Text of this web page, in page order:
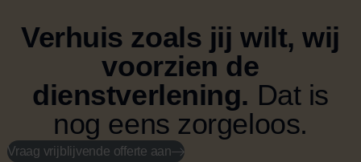
Verhuis zoals jij wilt, wij
voorzien de
dienstverlening. Dat is
nog eens zorgeloos.
Vraag vrijblijvende offerte aan